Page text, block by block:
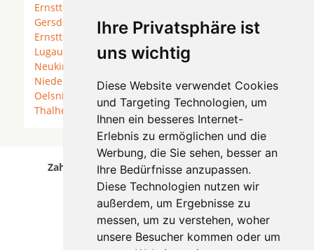
Ihre Privatsphäre ist
uns wichtig
Diese Website verwendet Cookies
und Targeting Technologien, um
Ihnen ein besseres Internet-
Erlebnis zu ermöglichen und die
Werbung, die Sie sehen, besser an
Ihre Bedürfnisse anzupassen.
Diese Technologien nutzen wir
außerdem, um Ergebnisse zu
messen, um zu verstehen, woher
unsere Besucher kommen oder um
Ernstthal
Gersdorf
* Gornsdorf * Grüna *Hohenstein-
Ernstthal
Jahnsdorf/Erzgebirge*Leukersdorf*
Lugau/Erzgebirge* Lößnitz * Neukirchen-Adorf *
Neukirchen/Erzgebirge
* Niederdorf (Sachsen) *
Niederwürschnitz* Oberlungwitz*
Oelsnitz/Erzgebirge
Stollberg/Erzgebirge
Thalheim/Erzgebirge* Wüstenbrand * Zwönitz *
Zahnärzte für Zahnimplantete in Klipphausen
wurde am 07 August 2026 aktualisiert.